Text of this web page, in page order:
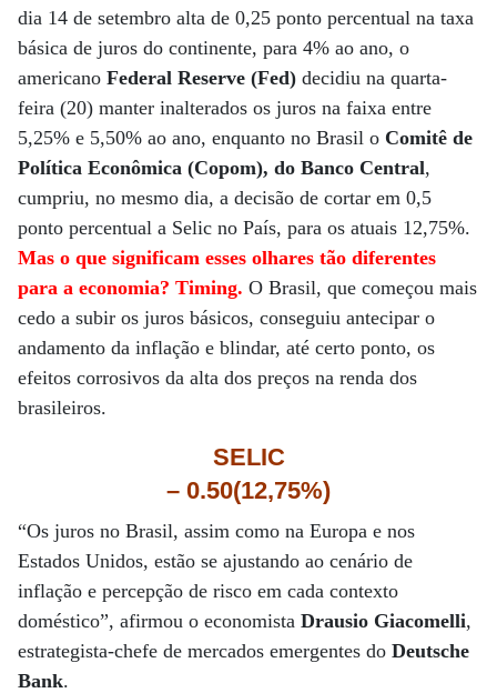
dia 14 de setembro alta de 0,25 ponto percentual na taxa
básica de juros do continente, para 4% ao ano, o
americano Federal Reserve (Fed) decidiu na quarta-
feira (20) manter inalterados os juros na faixa entre
5,25% e 5,50% ao ano, enquanto no Brasil o Comitê de
Política Econômica (Copom), do Banco Central,
cumpriu, no mesmo dia, a decisão de cortar em 0,5
ponto percentual a Selic no País, para os atuais 12,75%.
Mas o que significam esses olhares tão diferentes
para a economia? Timing. O Brasil, que começou mais
cedo a subir os juros básicos, conseguiu antecipar o
andamento da inflação e blindar, até certo ponto, os
efeitos corrosivos da alta dos preços na renda dos
brasileiros.
SELIC
– 0.50(12,75%)
“Os juros no Brasil, assim como na Europa e nos
Estados Unidos, estão se ajustando ao cenário de
inflação e percepção de risco em cada contexto
doméstico”, afirmou o economista Drausio Giacomelli,
estrategista-chefe de mercados emergentes do Deutsche
Bank.